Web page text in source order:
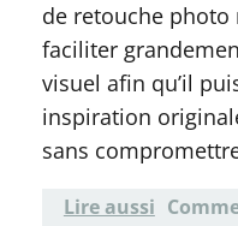
de retouche
faciliter
visuel afin qu’il
inspiration
sans
Lire aussi